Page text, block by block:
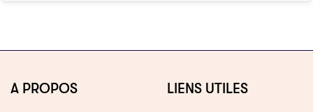
A PROPOS LIENS UTILES